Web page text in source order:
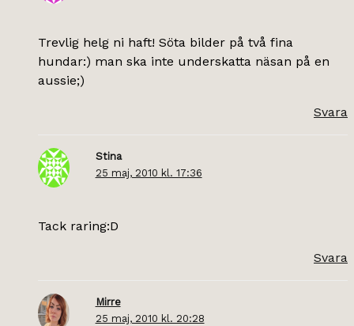
Trevlig helg ni haft! Söta bilder på två fina
hundar:) man ska inte underskatta näsan på en
aussie;)
Svara
Stina
25 maj, 2010 kl. 17:36
Tack raring:D
Svara
Mirre
25 maj, 2010 kl. 20:28